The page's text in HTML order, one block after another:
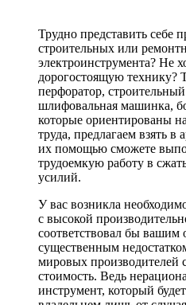
Трудно представить себе
строительных или
электроинструмента? Не
дорогостоящую технику?
перфоратор,
шлифовальная машинка,
которые ориентированы
труда, предлагаем взять
их помощью сможете
трудоемкую работу в
усилий.
У вас возникла
с высокой
соответствовал бы
существенным
мировых производителей
стоимость. Ведь
инструмент, который